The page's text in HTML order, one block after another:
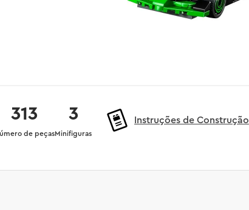
313
de peças
3
Minifiguras
Instruções de Construção